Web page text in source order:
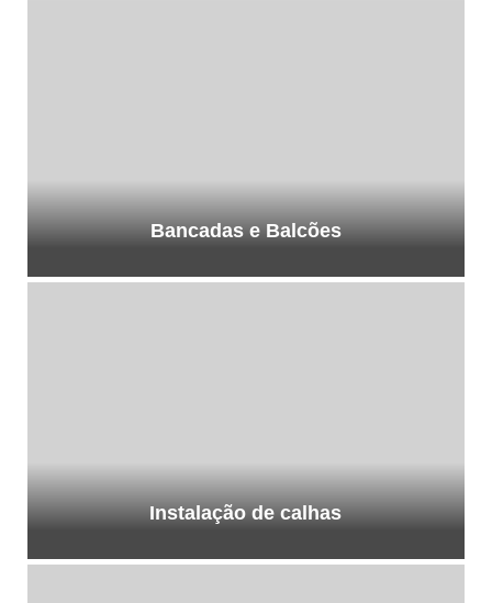
Bancadas e Balcões
Instalação de calhas